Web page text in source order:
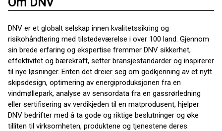
DNV er et globalt selskap innen kvalitetssikring og
risikohåndtering med tilstedeværelse i over 100 land. Gjennom
sin brede erfaring og ekspertise fremmer DNV sikkerhet,
effektivitet og bærekraft, setter bransjestandarder og inspirerer
til nye løsninger. Enten det dreier seg om godkjenning av et nytt
skipsdesign, optimering av energiproduksjonen fra en
vindmøllepark, analyse av sensordata fra en gassrørledning
eller sertifisering av verdikjeden til en matprodusent, hjelper
DNV bedrifter med å ta gode og riktige beslutninger og øke
tilliten til virksomheten, produktene og tjenestene deres.